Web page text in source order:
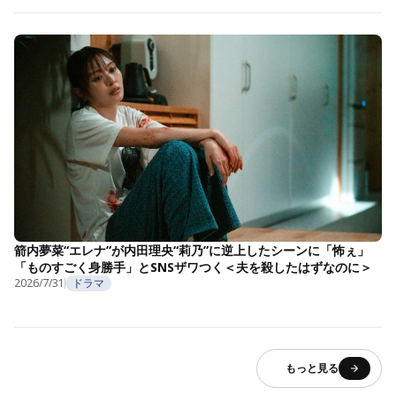
箭内夢菜“エレナ”が内田理央“莉乃”に逆上したシーンに「怖ぇ」
「ものすごく身勝手」とSNSザワつく＜夫を殺したはずなのに＞
2026/7/31 ドラマ
もっと見る